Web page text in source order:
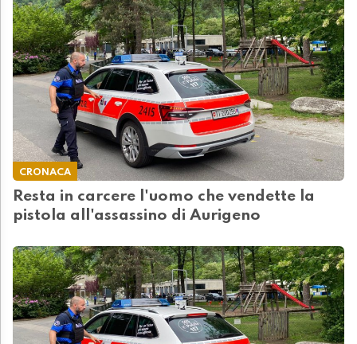
CRONACA
Resta in carcere l'uomo che vendette la
pistola all'assassino di Aurigeno